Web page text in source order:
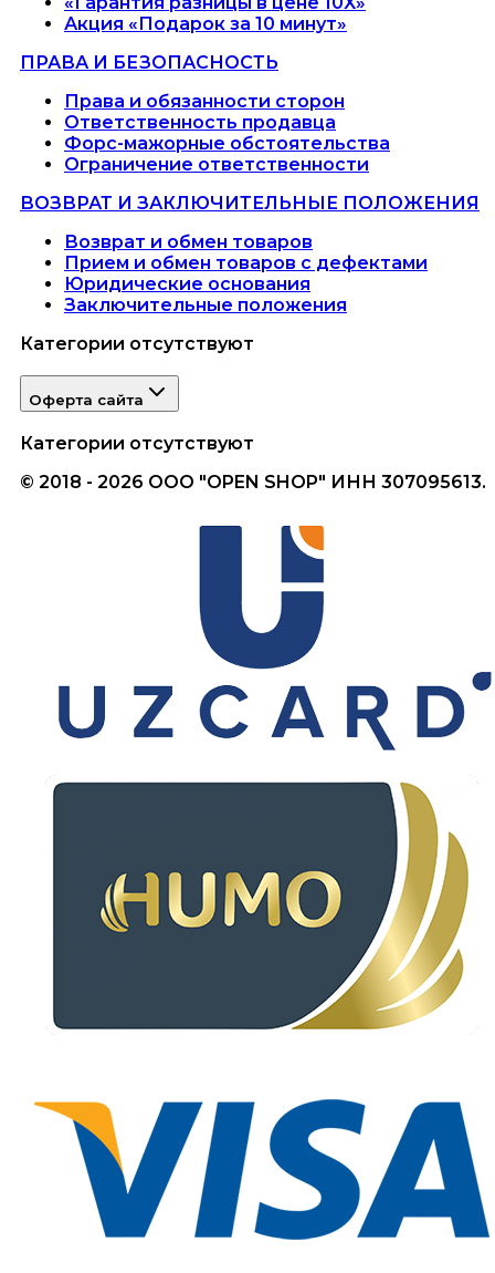
Акция «Подарок за 10 минут»
ПРАВА И БЕЗОПАСНОСТЬ
Права и обязанности сторон
Ответственность продавца
Форс-мажорные обстоятельства
Ограничение ответственности
ВОЗВРАТ И ЗАКЛЮЧИТЕЛЬНЫЕ ПОЛОЖЕНИЯ
Возврат и обмен товаров
Прием и обмен товаров с дефектами
Юридические основания
Заключительные положения
Категории отсутствуют
Оферта сайта
Категории отсутствуют
© 2018 - 2026 ООО "OPEN SHOP" ИНН 307095613.